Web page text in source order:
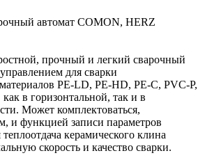
автомат COMON, HERZ
прочный и легкий сварочный
для сварки
PE-LD, PE-HD, PE-C, PVC-P,
в горизонтальной, так и в
Может комплектоваться,
и функцией записи параметров
керамического клина
скорость и качество сварки.